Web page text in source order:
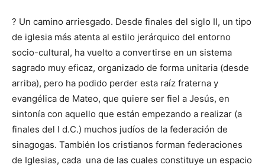
? Un camino arriesgado. Desde finales del siglo II, un tipo
de iglesia más atenta al estilo jerárquico del entorno
socio-cultural, ha vuelto a convertirse en un sistema
sagrado muy eficaz, organizado de forma unitaria (desde
arriba), pero ha podido perder esta raíz fraterna y
evangélica de Mateo, que quiere ser fiel a Jesús, en
sintonía con aquello que están empezando a realizar (a
finales del I d.C.) muchos judíos de la federación de
sinagogas. También los cristianos forman federaciones
de Iglesias, cada una de las cuales constituye un espacio